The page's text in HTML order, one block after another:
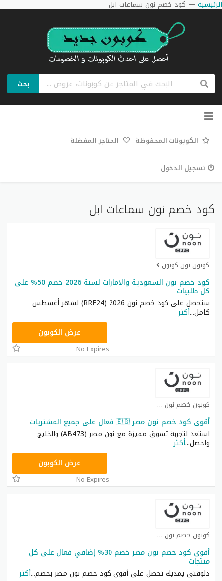
الرئيسية — كود خصم نون سماعات ابل
بحث
تخطي
الكوبونات المحفوظة المتاجر المفضلة
تسجيل الدخول
كود خصم نون سماعات ابل
كوبون نون كوبون
كود خصم نون السعودية والامارات لسنة 2026 خصم 50% على
كل طلبيات
ستحصل على كود خصم نون 2026 (RRF24) لشهر أغسطس
كامل...أكثر
RRF24عرض الكوبون
No Expires
كوبون خصم نون كوبون
أقوى كود خصم نون مصر 🇪🇬 فعال على جميع المشتريات
استعد لتجربة تسوق مميزة مع نون مصر (AB473) والخليج
واحصل...أكثر
AB473عرض الكوبون
No Expires
كوبون خصم نون كوبون
أقوى كود خصم نون مصر خصم 30% إضافي فعال على كل
منتجات
دلوقتي يمديك تحصل على أقوى كود خصم نون مصر بخصم...أكثر